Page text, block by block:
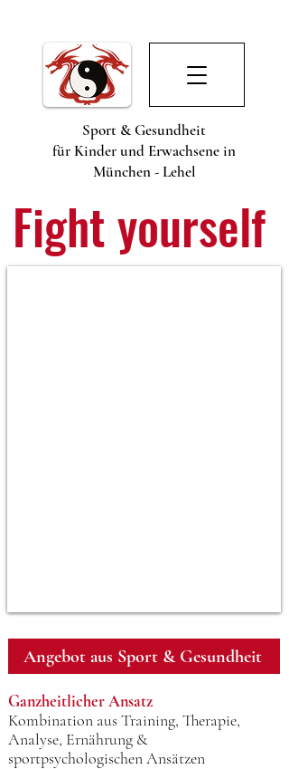
Sport & Gesundheit
für Kinder und Erwachsene in
München - Lehel
Fight yourself
Angebot aus Sport & Gesundheit
Ganzheitlicher Ansatz
Kombination aus Training, Therapie,
Analyse, Ernährung &
sportpsychologischen Ansätzen